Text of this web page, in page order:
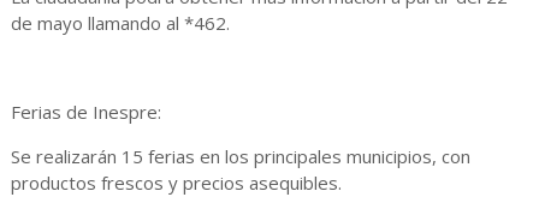
de mayo llamando al *462.
Ferias de Inespre:
Se realizarán 15 ferias en los principales municipios, con
productos frescos y precios asequibles.